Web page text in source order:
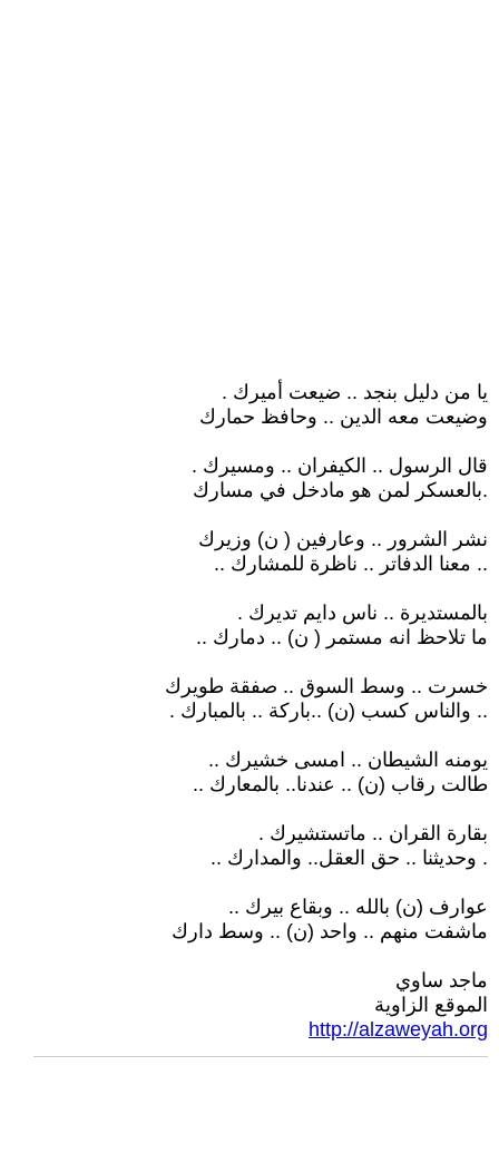
يا من دليل بنجد .. ضيعت أميرك .
وضيعت معه الدين .. وحافظ حمارك
قال الرسول .. الكيفران .. ومسيرك .
.بالعسكر لمن هو مادخل في مسارك
نشر الشرور .. وعارفين ( ن) وزيرك
.. معنا الدفاتر .. ناظرة للمشارك ..
بالمستديرة .. ناس دايم تديرك .
ما تلاحظ انه مستمر ( ن) .. دمارك ..
خسرت .. وسط السوق .. صفقة طويرك
.. والناس كسب (ن) ..باركة .. بالمبارك .
يومنه الشيطان .. امسى خشيرك ..
طالت رقاب (ن) .. عندنا.. بالمعارك ..
بقارة القران .. ماتستشيرك .
. وحديثنا .. حق العقل.. والمدارك ..
عوارف (ن) بالله .. وبقاع بيرك ..
ماشفت منهم .. واحد (ن) .. وسط دارك
ماجد ساوي
الموقع الزاوية
http://alzaweyah.org